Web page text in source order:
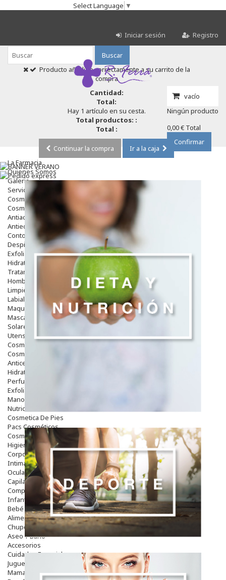
Select Language ▼
Iniciar sesión Registro
Buscar
vacío
Ningún producto
0,00 € Total
Confirmar
Producto añadido correctamente a su carrito de la
compra
Cantidad:
Total:
Hay 1 artículo en su cesta.
Total productos: :
Total :
Continuar la compra
Ir a la caja
La Farmacia
Quienes Somos
Galeria
Servicios
Cosmética
Cosmética Facial
Antiacné
Antiedad
Contorno De Ojos
Despigmentantes
Exfoliantes
Hidratantes
Tratamientos De Noche
Hombre
Limpieza
Labiales
Maquillajes Y Color
Mascarillas
Solares
Utensilios
Cosmética Capilar
Cosmética Corporal
Anticelulíticos
Hidratantes Corporales
Perfumes Y Colonias
Exfoliantes Corporales
Manos Y Uñas
Nutricosmética
Cosmetica De Pies
Pacs Cosméticos
Cosmetica Facial Piel Sensible
Higiene
Corporal
Intima
Ocular
Capilar
Complementos
Infantil
Bebé
Alimentación Y Complementos
Chupetes Y Mordedores
Aseo Y Baño
Accesorios
Cuidados Especiales
Juguetes
Mama